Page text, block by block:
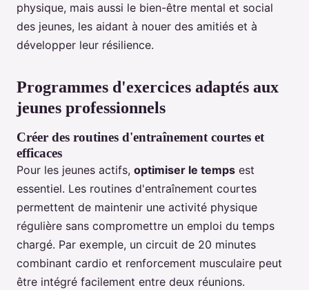
physique, mais aussi le bien-être mental et social
des jeunes, les aidant à nouer des amitiés et à
développer leur résilience.
Programmes d'exercices adaptés aux
jeunes professionnels
Créer des routines d'entraînement courtes et
efficaces
Pour les jeunes actifs, optimiser le temps est
essentiel. Les routines d'entraînement courtes
permettent de maintenir une activité physique
régulière sans compromettre un emploi du temps
chargé. Par exemple, un circuit de 20 minutes
combinant cardio et renforcement musculaire peut
être intégré facilement entre deux réunions.